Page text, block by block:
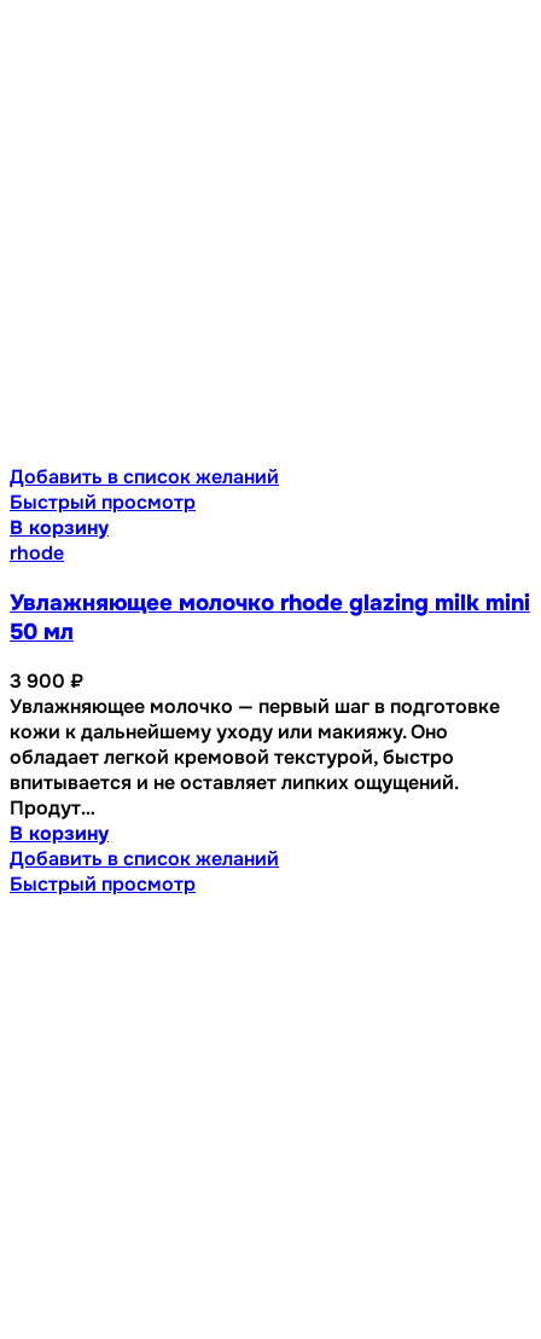
Добавить в список желаний
Быстрый просмотр
В корзину
rhode
Увлажняющее молочко rhode glazing milk mini
50 мл
3 900 ₽
Увлажняющее молочко — первый шаг в подготовке
кожи к дальнейшему уходу или макияжу. Оно
обладает легкой кремовой текстурой, быстро
впитывается и не оставляет липких ощущений.
Продут…
В корзину
Добавить в список желаний
Быстрый просмотр